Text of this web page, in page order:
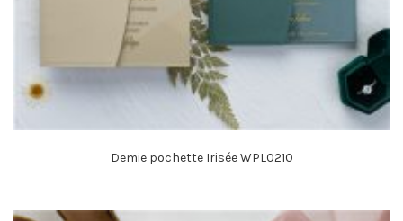
Demie pochette Irisée WPL0210